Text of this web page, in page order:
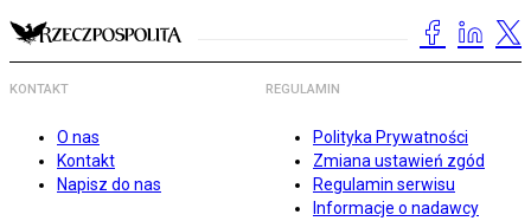
KONTAKT
O nas
Kontakt
Napisz do nas
REGULAMIN
Polityka Prywatności
Zmiana ustawień zgód
Regulamin serwisu
Informacje o nadawcy